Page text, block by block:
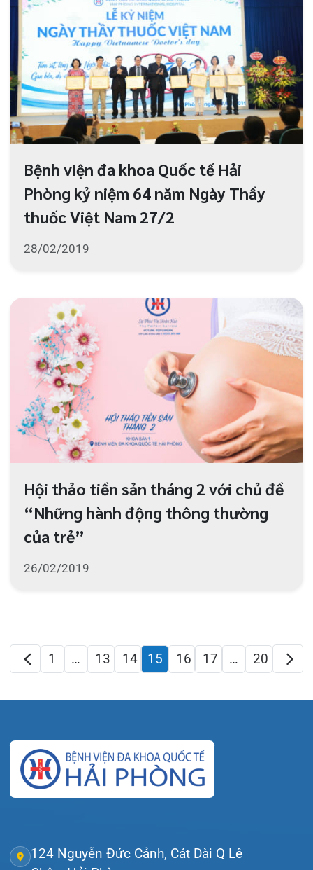
“Những hành động thông thường
của trẻ”
26/02/2019
… 13 14 15 17 … 20
Chân, Hải Phòng
0225-3955 888
0225-3951 115
dakhoaquocte.hih@gmail.com
Lịch làm việc:
Khoa Khám bệnh theo yêu cầu:
Thứ 2 – Thứ 6: 06:00 – 20:00
Thứ 7 – Chủ nhật: 06:30 – 16:30
Khoa Khám bệnh: Thứ 2 – Thứ 6
Sáng: 07:00 – 12:00
Chiều: 13:30 – 16:30
Hải Phòng và khu vực vùng duyên hải Bắc
Tra cứu hóa đơn